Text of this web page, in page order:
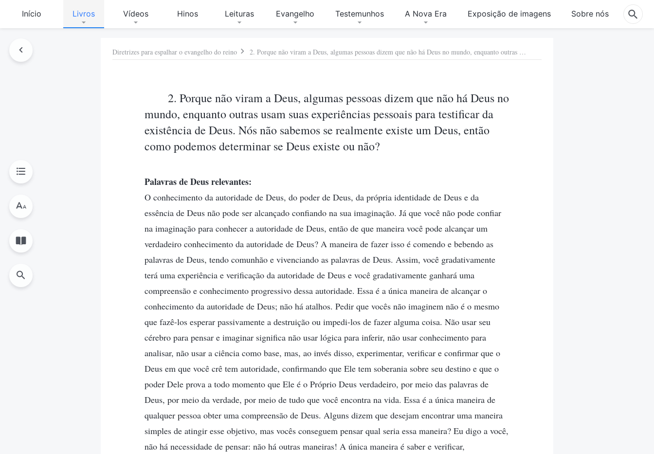
Início Livros Vídeos Hinos Leituras Evangelho Testemunhos A Nova Era Exposição de imagens Sobre nós
Diretrizes para espalhar o evangelho do reino 2. Porque não viram a Deus, algumas pessoas dizem que não há Deus no mundo, enquanto outras usam suas experiências pessoais para testificar da existência de Deus. Nós não sabemos se realmente existe um Deus, então como podemos determinar se Deus existe ou não?
2. Porque não viram a Deus, algumas pessoas dizem que não há Deus no
mundo, enquanto outras usam suas experiências pessoais para testificar da
existência de Deus. Nós não sabemos se realmente existe um Deus, então
como podemos determinar se Deus existe ou não?
Palavras de Deus relevantes:
O conhecimento da autoridade de Deus, do poder de Deus, da própria identidade de Deus e da
essência de Deus não pode ser alcançado confiando na sua imaginação. Já que você não pode confiar
na imaginação para conhecer a autoridade de Deus, então de que maneira você pode alcançar um
verdadeiro conhecimento da autoridade de Deus? A maneira de fazer isso é comendo e bebendo as
palavras de Deus, tendo comunhão e vivenciando as palavras de Deus. Assim, você gradativamente
terá uma experiência e verificação da autoridade de Deus e você gradativamente ganhará uma
compreensão e conhecimento progressivo dessa autoridade. Essa é a única maneira de alcançar o
conhecimento da autoridade de Deus; não há atalhos. Pedir que vocês não imaginem não é o mesmo
que fazê-los esperar passivamente a destruição ou impedi-los de fazer alguma coisa. Não usar seu
cérebro para pensar e imaginar significa não usar lógica para inferir, não usar conhecimento para
analisar, não usar a ciência como base, mas, ao invés disso, experimentar, verificar e confirmar que o
Deus em que você crê tem autoridade, confirmando que Ele tem soberania sobre seu destino e que o
poder Dele prova a todo momento que Ele é o Próprio Deus verdadeiro, por meio das palavras de
Deus, por meio da verdade, por meio de tudo que você encontra na vida. Essa é a única maneira de
qualquer pessoa obter uma compreensão de Deus. Alguns dizem que desejam encontrar uma maneira
simples de atingir esse objetivo, mas vocês conseguem pensar qual seria essa maneira? Eu digo a você,
não há necessidade de pensar: não há outras maneiras! A única maneira é saber e verificar,